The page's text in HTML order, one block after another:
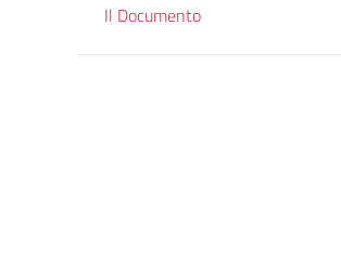
Il Documento